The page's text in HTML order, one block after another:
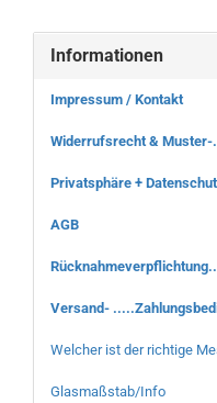
Informationen
Impressum / Kontakt
Widerrufsrecht &
Privatsphäre +
AGB
Versand-
Welcher ist der richtige
Glasmaßstab/Info